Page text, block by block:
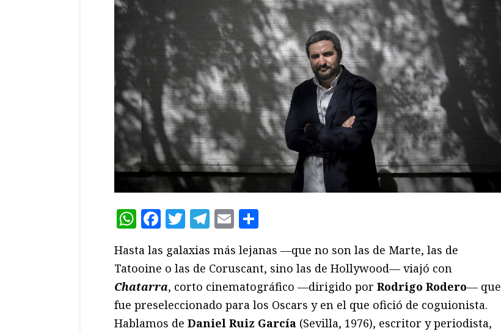
WhatsApp
Facebook
Twitter
Telegram
Email
Hasta las galaxias más lejanas —que no son las de Marte, las de
Tatooine o las de Coruscant, sino las de Hollywood— viajó con
Chatarra, corto cinematográfico —dirigido por Rodrigo Rodero— que
fue preseleccionado para los Oscars y en el que ofició de coguionista.
Hablamos de Daniel Ruiz García (Sevilla, 1976), escritor y periodista,